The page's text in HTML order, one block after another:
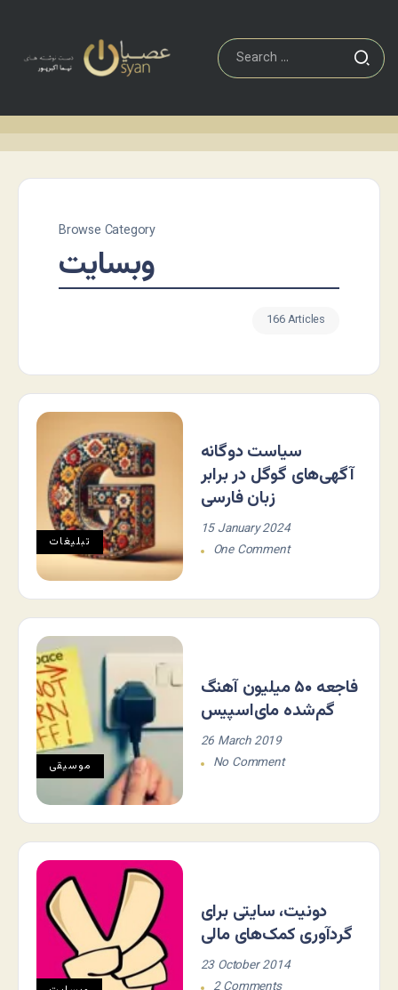
Browse Category
وبسایت
166 Articles
تبلیغات
سیاست دوگانه
آگهی‌های گوگل در برابر
زبان فارسی
15 January 2024
One Comment
موسيقی
فاجعه ۵۰ میلیون آهنگ
گم‌شده مای‌اسپیس
26 March 2019
No Comment
دونیت، سایتی برای
گردآوری کمک‌های مالی
23 October 2014